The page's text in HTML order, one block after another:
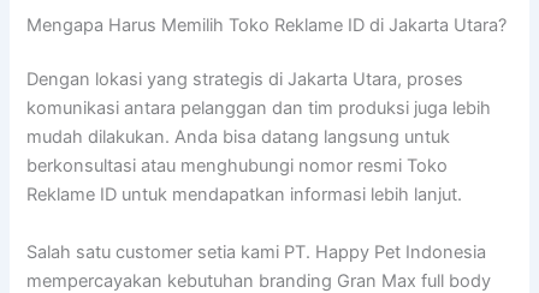
Mengapa Harus Memilih Toko Reklame ID di Jakarta Utara?
Dengan lokasi yang strategis di Jakarta Utara, proses
komunikasi antara pelanggan dan tim produksi juga lebih
mudah dilakukan. Anda bisa datang langsung untuk
berkonsultasi atau menghubungi nomor resmi Toko
Reklame ID untuk mendapatkan informasi lebih lanjut.
Salah satu customer setia kami PT. Happy Pet Indonesia
mempercayakan kebutuhan branding Gran Max full body